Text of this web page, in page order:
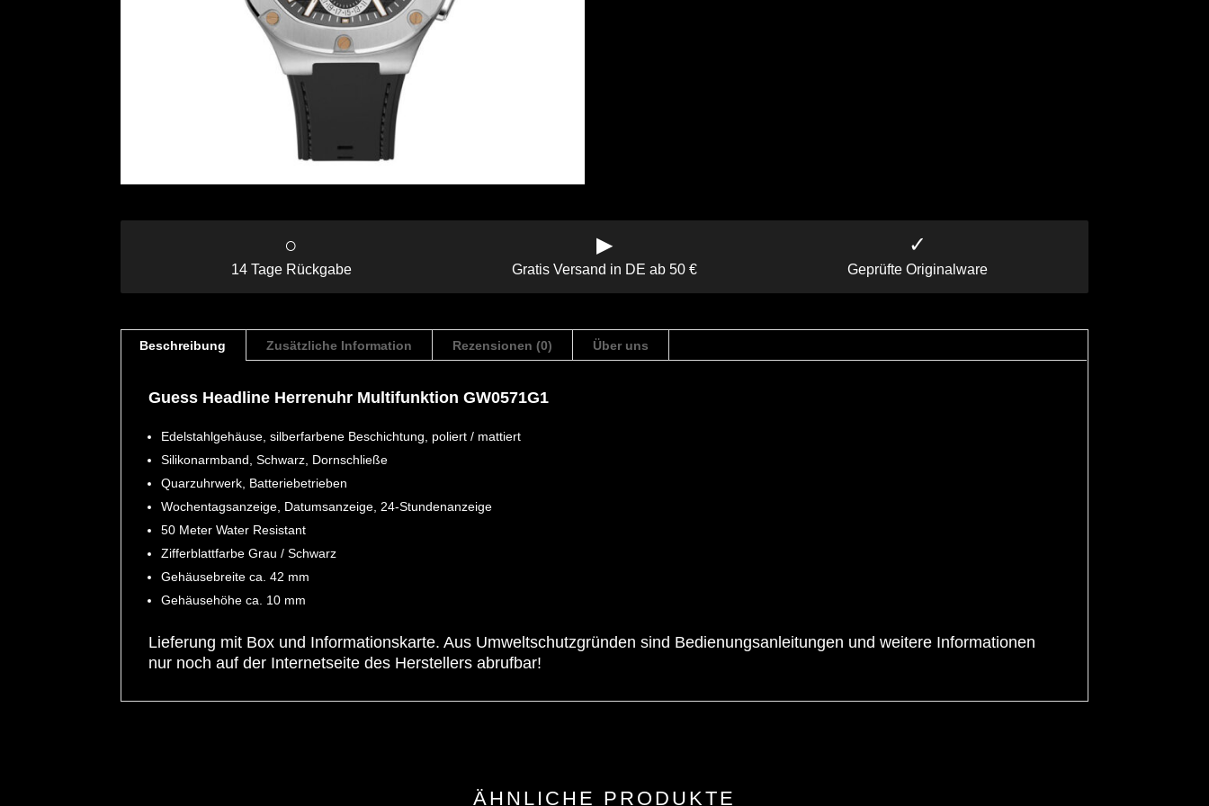
○
14 Tage Rückgabe
▶
Gratis Versand in DE ab 50 €
✓
Geprüfte Originalware
Beschreibung Zusätzliche Information Rezensionen (0) Über uns
Guess Headline Herrenuhr Multifunktion GW0571G1
Edelstahlgehäuse, silberfarbene Beschichtung, poliert / mattiert
Silikonarmband, Schwarz, Dornschließe
Quarzuhrwerk, Batteriebetrieben
Wochentagsanzeige, Datumsanzeige, 24-Stundenanzeige
50 Meter Water Resistant
Zifferblattfarbe Grau / Schwarz
Gehäusebreite ca. 42 mm
Gehäusehöhe ca. 10 mm
Lieferung mit Box und Informationskarte. Aus Umweltschutzgründen sind Bedienungsanleitungen und weitere Informationen
nur noch auf der Internetseite des Herstellers abrufbar!
ÄHNLICHE PRODUKTE